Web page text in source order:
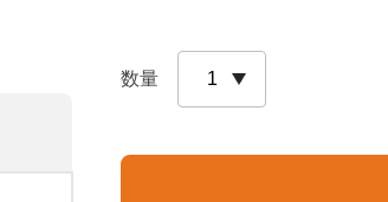
数量